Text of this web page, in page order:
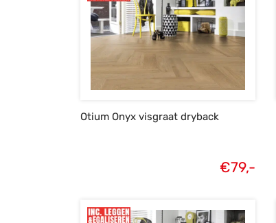
Otium Onyx visgraat dryback
€79,-